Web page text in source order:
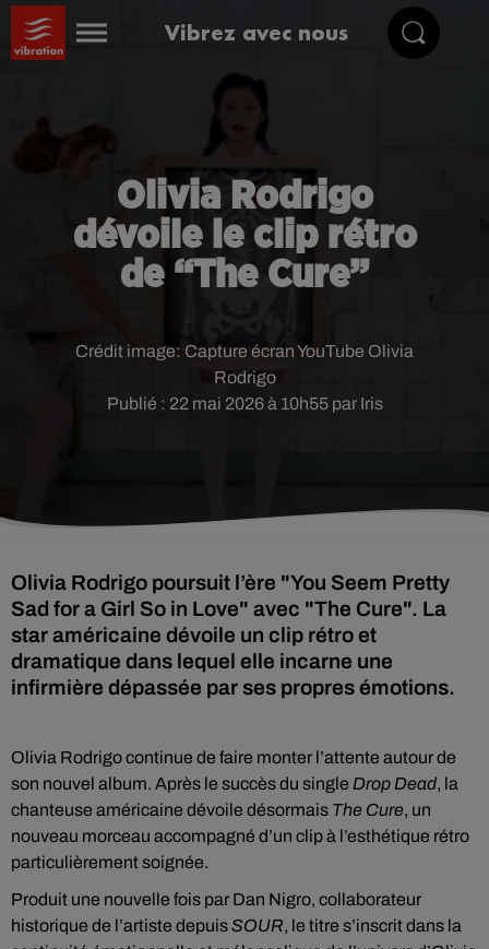
Vibrez avec nous
Olivia Rodrigo
dévoile le clip rétro
de “The Cure”
Publié : 22 mai 2026 à 10h55 par Iris
Crédit image: Capture écran YouTube Olivia
Rodrigo
Olivia Rodrigo poursuit l’ère "You Seem Pretty
Sad for a Girl So in Love" avec "The Cure". La
star américaine dévoile un clip rétro et
dramatique dans lequel elle incarne une
infirmière dépassée par ses propres émotions.
Olivia Rodrigo continue de faire monter l’attente autour de
son nouvel album. Après le succès du single Drop Dead, la
chanteuse américaine dévoile désormais The Cure, un
nouveau morceau accompagné d’un clip à l’esthétique rétro
particulièrement soignée.
Produit une nouvelle fois par Dan Nigro, collaborateur
historique de l’artiste depuisSOUR, le titre s’inscrit dans la